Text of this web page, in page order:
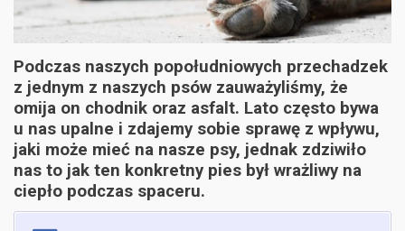
Podczas naszych popołudniowych przechadzek
z jednym z naszych psów zauważyliśmy, że
omija on chodnik oraz asfalt. Lato często bywa
u nas upalne i zdajemy sobie sprawę z wpływu,
jaki może mieć na nasze psy, jednak zdziwiło
nas to jak ten konkretny pies był wrażliwy na
ciepło podczas spaceru.